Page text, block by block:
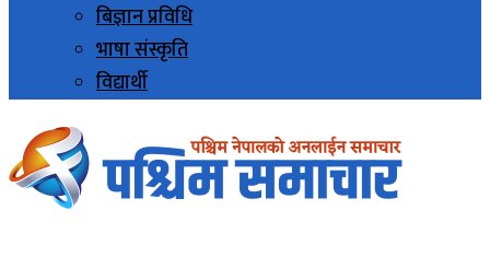
बिज्ञान प्रविधि
भाषा संस्कृति
विद्यार्थी